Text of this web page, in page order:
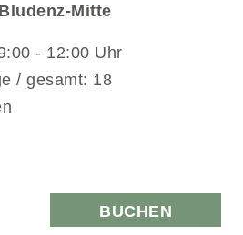
Mitte
- 12:00 Uhr
/ gesamt: 18
BUCHEN